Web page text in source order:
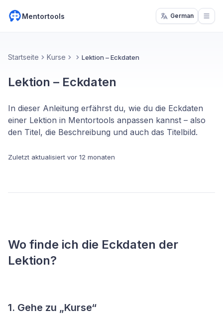
Mentortools German
Startseite Kurse Lektion – Eckdaten
Lektion – Eckdaten
In dieser Anleitung erfährst du, wie du die Eckdaten
einer Lektion in Mentortools anpassen kannst – also
den Titel, die Beschreibung und auch das Titelbild.
Zuletzt aktualisiert vor 12 monaten
Wo finde ich die Eckdaten der
Lektion?
1. Gehe zu „Kurse“